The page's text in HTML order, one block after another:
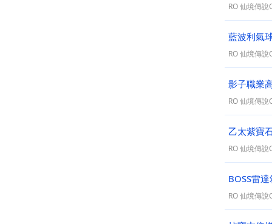
RO 仙境傳
藍波利氣
RO 仙境傳
影子職業
RO 仙境傳
乙太紫寶
RO 仙境傳
BOSS雷
RO 仙境傳